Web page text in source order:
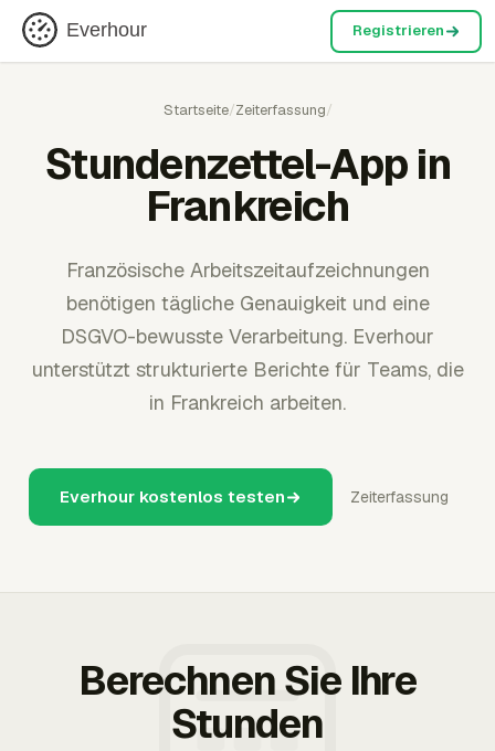
Everhour Registrieren
Startseite/Zeiterfassung/
Stundenzettel-App in
Frankreich
Französische Arbeitszeitaufzeichnungen
benötigen tägliche Genauigkeit und eine
DSGVO-bewusste Verarbeitung. Everhour
unterstützt strukturierte Berichte für Teams, die
in Frankreich arbeiten.
Everhour kostenlos testen Zeiterfassung
Berechnen Sie Ihre
Stunden